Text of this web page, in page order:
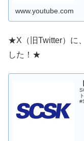
www.youtube.com
★X（旧Twitter）に
した！★